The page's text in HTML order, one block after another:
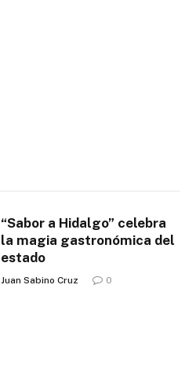
“Sabor a Hidalgo” celebra
la magia gastronómica del
estado
Juan Sabino Cruz 0